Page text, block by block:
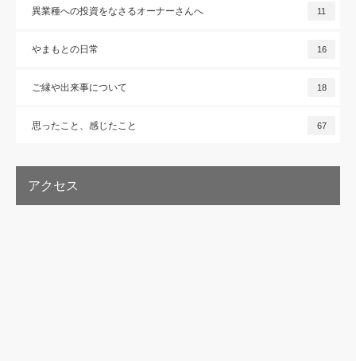
異業種への投資をなさるオーナーさんへ 11
やまもとの日常 16
ご縁や出来事について 18
思ったこと、感じたこと 67
アクセス